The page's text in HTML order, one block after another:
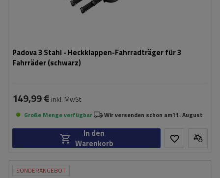
Padova 3 Stahl - Heckklappen-Fahrradträger für 3
Fahrräder (schwarz)
149,99 € inkl. MwSt
Große Menge verfügbar Wir versenden schon am11. August
In den
Warenkorb
SONDERANGEBOT